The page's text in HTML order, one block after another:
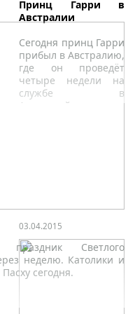
Принц Гарри в
Австралии
Сегодня принц Гарри
прибыл в Австралию,
где он проведёт
четыре недели на
службе в
Австралийских силах
праздник Светлого
неделю. Католики и
сегодня.
03.04.2015